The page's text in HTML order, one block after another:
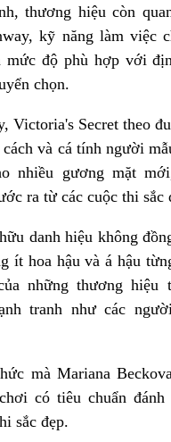
thương hiệu còn
kỹ năng làm việc
mức độ phù hợp với
chọn.
Victoria's Secret theo
cách và cá tính người
nhiều gương mặt
ra từ các cuộc thi sắc
danh hiệu không
ít hoa hậu và á hậu
những thương hiệu
tranh như các
mà Mariana
có tiêu chuẩn đánh
sắc đẹp.